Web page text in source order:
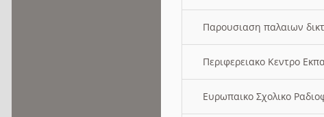
Παρουσιαση παλαιων
Περιφερειακο Κεντρο
Ευρωπαικο Σχολικο